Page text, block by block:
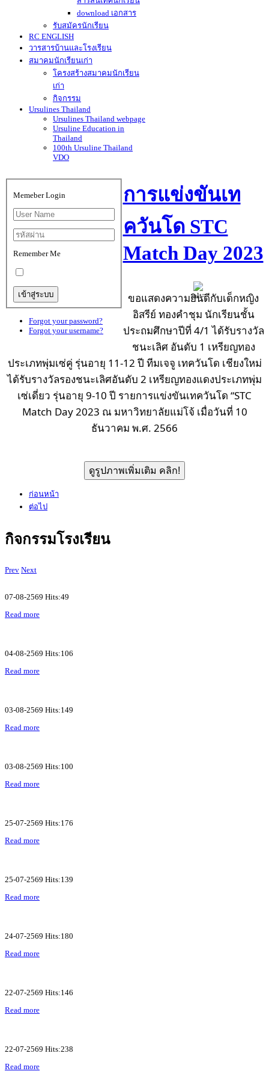
download เอกสาร
รับสมัครนักเรียน
RC ENGLISH
วารสารบ้านและโรงเรียน
สมาคมนักเรียนเก่า
โครงสร้างสมาคมนักเรียน
เก่า
กิจกรรม
Ursulines Thailand
Ursulines Thailand webpage
Ursuline Education in
Thailand
100th Ursuline Thailand
VDO
Memeber Login
Remember Me
Forgot your password?
Forgot your username?
การแข่งขันเท
ควันโด STC
Match Day 2023
ขอแสดงความยินดีกับเด็กหญิง
อิสรีย์ ทองคำชุม นักเรียนชั้น
ประถมศึกษาปีที่ 4/1 ได้รับรางวัล
ชนะเลิศ อันดับ 1 เหรียญทอง
ประเภทพุ่มเซ่คู่ รุ่นอายุ 11-12 ปี ทีมเจจู เทควันโด เชียงใหม่
ได้รับรางวัลรองชนะเลิศอันดับ 2 เหรียญทองแดงประเภทพุ่ม
เซ่เดี่ยว รุ่นอายุ 9-10 ปี รายการแข่งขันเทควันโด “STC
Match Day 2023 ณ มหาวิทยาลัยแม่โจ้ เมื่อวันที่ 10
ธันวาคม พ.ศ. 2566
ดูรูปภาพเพิ่มเติม คลิก!
ก่อนหน้า
ต่อไป
กิจกรรมโรงเรียน
Prev Next
07-08-2569 Hits:49
Read more
04-08-2569 Hits:106
Read more
03-08-2569 Hits:149
Read more
03-08-2569 Hits:100
Read more
25-07-2569 Hits:176
Read more
25-07-2569 Hits:139
Read more
24-07-2569 Hits:180
Read more
22-07-2569 Hits:146
Read more
22-07-2569 Hits:238
Read more